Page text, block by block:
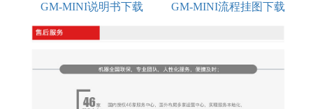
GM-MINI说明书下载 GM-MINI流程挂图下载